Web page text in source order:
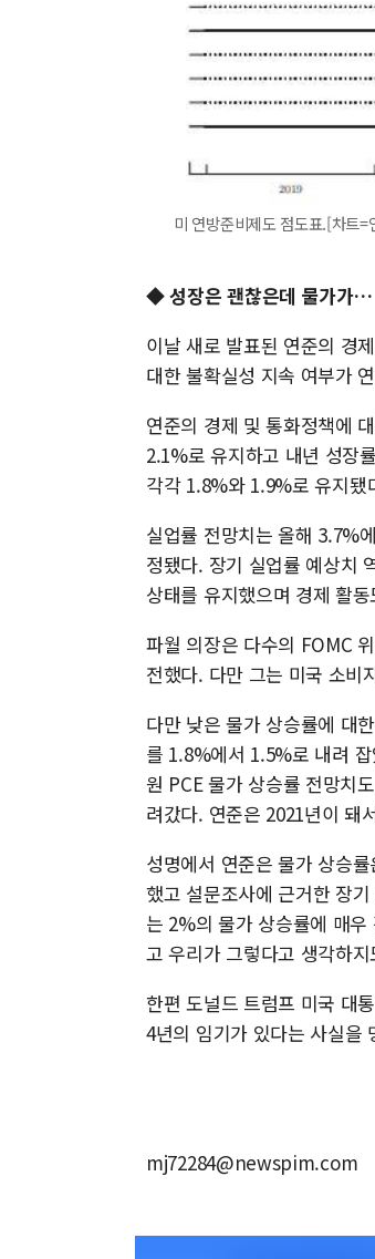
미 연방준비제도 점도표.[차트=
◆ 성장은 괜찮은데 물가가…
이날 새로 발표된 연준의 경
대한 불확실성 지속 여부가
연준의 경제 및 통화정책에
2.1%로 유지하고 내년 성장
각각 1.8%와 1.9%로 유지됐
실업률 전망치는 올해 3.7%
정됐다. 장기 실업률 예상치
상태를 유지했으며 경제 활
파월 의장은 다수의 FOMC
전했다. 다만 그는 미국 소비
다만 낮은 물가 상승률에 대
를 1.8%에서 1.5%로 내려
원 PCE 물가 상승률 전망치
려갔다. 연준은 2021년이 돼
성명에서 연준은 물가 상승
했고 설문조사에 근거한 장
는 2%의 물가 상승률에 매
고 우리가 그렇다고 생각하
한편 도널드 트럼프 미국 대
4년의 임기가 있다는 사실을
mj72284@newspim.com